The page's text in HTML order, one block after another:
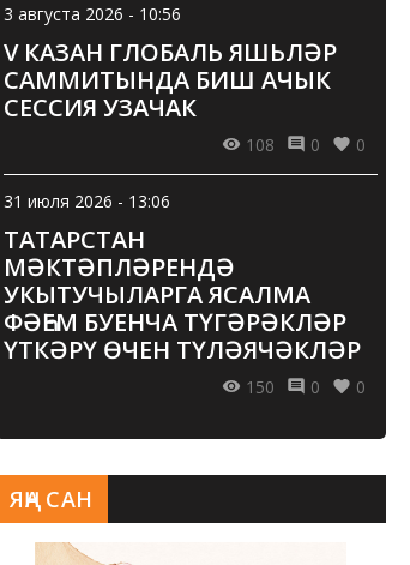
3 августа 2026 - 10:56
V КАЗАН ГЛОБАЛЬ ЯШЬЛӘР
САММИТЫНДА БИШ АЧЫК
СЕССИЯ УЗАЧАК
108 0 0
31 июля 2026 - 13:06
ТАТАРСТАН
МӘКТӘПЛӘРЕНДӘ
УКЫТУЧЫЛАРГА ЯСАЛМА
ФӘҺЕМ БУЕНЧА ТҮГӘРӘКЛӘР
ҮТКӘРҮ ӨЧЕН ТҮЛӘЯЧӘКЛӘР
150 0 0
ЯҢА САН